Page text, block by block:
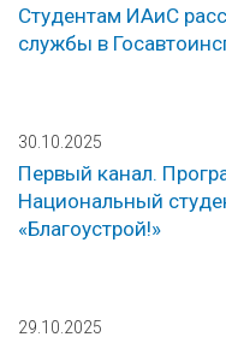
Студентам ИАиС
службы в
30.10.2025
Первый канал.
Национальный
«Благоустрой!»
29.10.2025